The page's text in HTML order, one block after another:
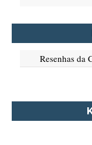
Resenhas da